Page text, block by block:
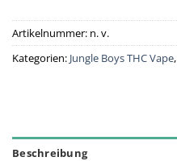
Artikelnummer: n. v.
Kategorien: Jungle Boys THC Vape,
Beschreibung